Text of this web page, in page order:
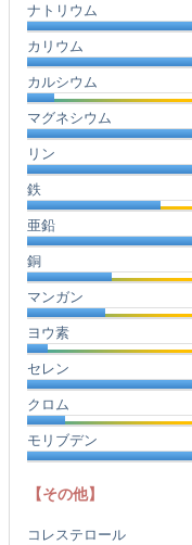
ナトリウム
カリウム
カルシウム
マグネシウム
リン
鉄
亜鉛
銅
マンガン
ヨウ素
セレン
クロム
モリブデン
【その他】
コレステロール